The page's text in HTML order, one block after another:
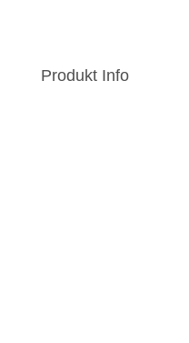
Produkt Info